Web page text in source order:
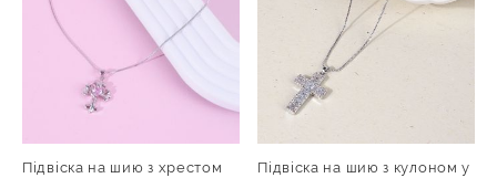
Підвіска на шию з хрестом
Підвіска на шию з кулоном у